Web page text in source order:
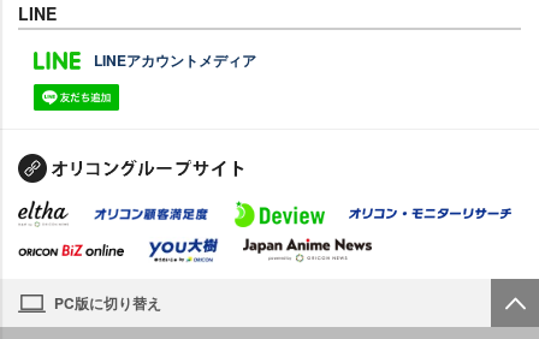
LINE
LINEアカウントメディア
PC版に切り替え